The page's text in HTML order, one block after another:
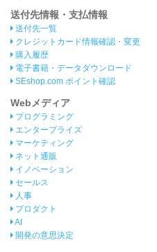
送付先情報・支払情報
送付先一覧
クレジットカード情報確認・変更
購入履歴
電子書籍・データダウンロード
SEshop.com ポイント確認
Webメディア
プログラミング
エンタープライズ
マーケティング
ネット通販
イノベーション
セールス
人事
プロダクト
AI
開発の意思決定